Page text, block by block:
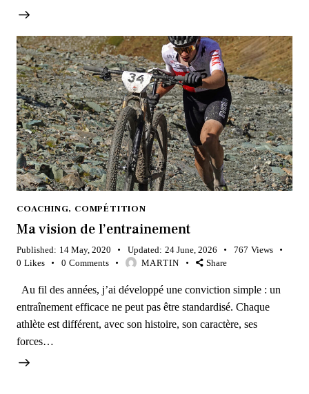
COACHING, COMPÉTITION
Ma vision de l’entrainement
Published: 14 May, 2020 Updated: 24 June, 2026 767 Views
0 Likes 0 Comments MARTIN Share
Au fil des années, j’ai développé une conviction simple : un
entraînement efficace ne peut pas être standardisé. Chaque
athlète est différent, avec son histoire, son caractère, ses
forces…